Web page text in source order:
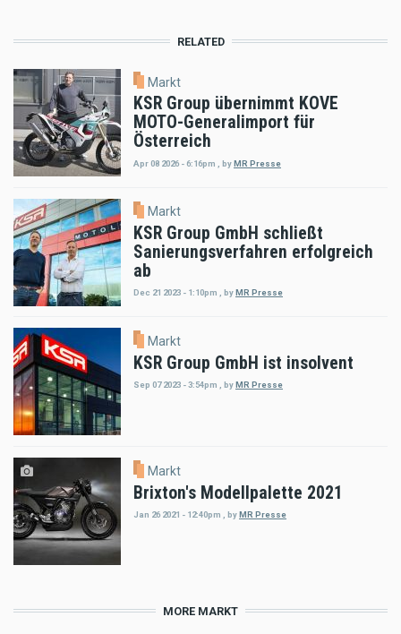
RELATED
Markt
KSR Group übernimmt KOVE
MOTO-Generalimport für
Österreich
Apr 08 2026 - 6:16pm byMR Presse
Markt
KSR Group GmbH schließt
Sanierungsverfahren erfolgreich
ab
Dec 21 2023 - 1:10pm , by MR Presse
Markt
KSR Group GmbH ist insolvent
Sep 07 2023 - 3:54pm byMR Presse
Markt
Brixton's Modellpalette 2021
Jan 26 2021 - 12:40pm byMR Presse
MORE MARKT